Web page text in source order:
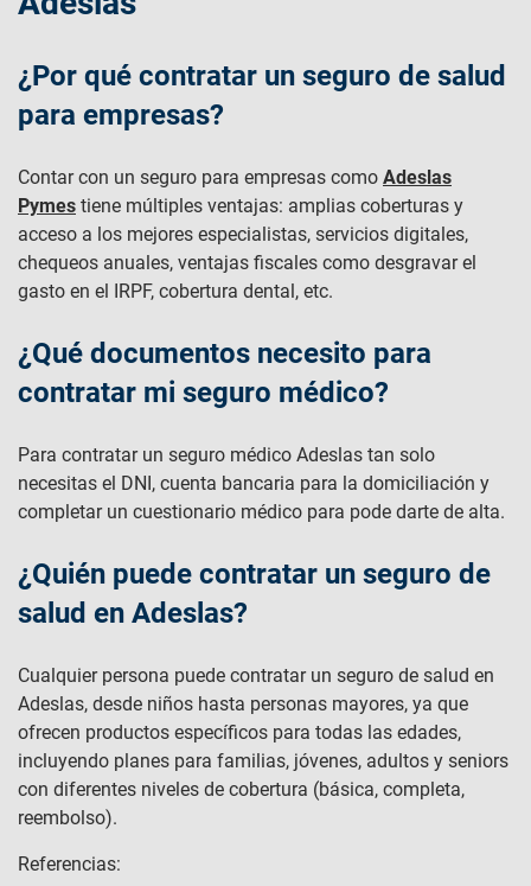
¿Por qué contratar un seguro de salud
para empresas?
Contar con un seguro para empresas como Adeslas
Pymes tiene múltiples ventajas: amplias coberturas y
acceso a los mejores especialistas, servicios digitales,
chequeos anuales, ventajas fiscales como desgravar el
gasto en el IRPF, cobertura dental, etc.
¿Qué documentos necesito para
contratar mi seguro médico?
Para contratar un seguro médico Adeslas tan solo
necesitas el DNI, cuenta bancaria para la domiciliación y
completar un cuestionario médico para pode darte de alta.
¿Quién puede contratar un seguro de
salud en Adeslas?
Cualquier persona puede contratar un seguro de salud en
Adeslas, desde niños hasta personas mayores, ya que
ofrecen productos específicos para todas las edades,
incluyendo planes para familias, jóvenes, adultos y seniors
con diferentes niveles de cobertura (básica, completa,
reembolso).
Referencias: